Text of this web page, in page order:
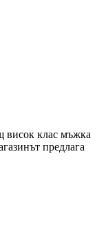
висок клас мъжка
предлага